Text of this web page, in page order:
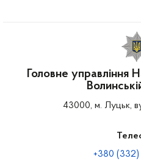
Головне управління
43000, м. Луцьк,
+380